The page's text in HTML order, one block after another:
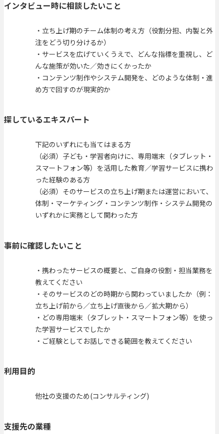
インタビュー時に相談したいこと
・立ち上げ期のチーム体制の考え方（役割分担、内製と外
注をどう切り分けるか）
・サービスを広げていくうえで、どんな指標を重視し、ど
んな施策が効いた／効きにくかったか
・コンテンツ制作やシステム開発を、どのような体制・進
め方で回すのが現実的か
探しているエキスパート
下記のいずれにも当てはまる方
（必須）子ども・学習者向けに、専用端末（タブレット・
スマートフォン等）を活用した教育／学習サービスに携わ
った経験のある方
（必須）そのサービスの立ち上げ期または運営において、
体制・マーケティング・コンテンツ制作・システム開発の
いずれかに実務として関わった方
事前に確認したいこと
・携わったサービスの概要と、ご自身の役割・担当業務を
教えてください
・そのサービスのどの時期から関わっていましたか（例：
立ち上げ前から／立ち上げ直後から／拡大期から）
・どの専用端末（タブレット・スマートフォン等）を使っ
た学習サービスでしたか
・ご経験としてお話しできる範囲を教えてください
利用目的
他社の支援のため(コンサルティング)
支援先の業種